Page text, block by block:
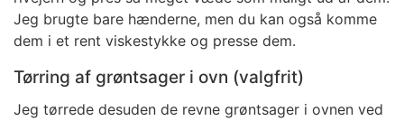
Jeg brugte bare hænderne, men du kan også komme
dem i et rent viskestykke og presse dem.
Tørring af grøntsager i ovn (valgfrit)
Jeg tørrede desuden de revne grøntsager i ovnen ved